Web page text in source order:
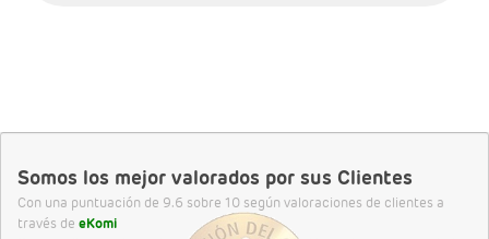
Somos los mejor valorados por sus Clientes
Con una puntuación de 9.6 sobre 10 según valoraciones de clientes a
través de eKomi